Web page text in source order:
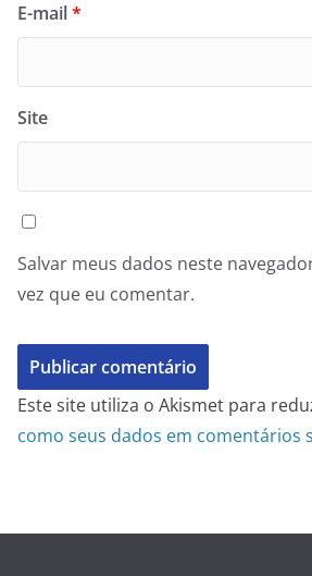
E-mail*
Site
Salvar meus dados neste
vez que eu comentar.
Este site utiliza o Akismet para
como seus dados em comentários